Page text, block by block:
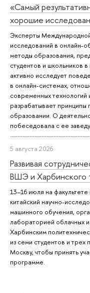
«Самый
хорошие
Эксперты
исследований в онлайн-
методы образования,
студентов и школьников
активно исследует
в онлайн-системах,
современных технологий
разрабатывает
образовании. О
побеседовала с ее
5 августа 2026
Развивая
ВШЭ и Харбинского
13–16 июля на
китайский научно-
машинного обучения,
лабораторией облачных
Харбинским
из семи студентов и
Москву, чтобы принять
программе.